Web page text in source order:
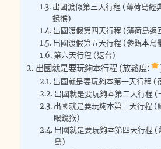
出國渡假第三天行程 (薄荷島經
鏡猴)
出國渡假第四天行程 (薄荷島返
出國渡假第五天行程 (參觀本島
第六天行程 (返台)
出國就是要玩夠本行程 (放鬆度:
出國就是要玩夠本第一天行程 (
出國就是要玩夠本第二天行程 (
出國就是要玩夠本第三天行程
眼鏡猴)
出國就是要玩夠本第四天行程 (
島)